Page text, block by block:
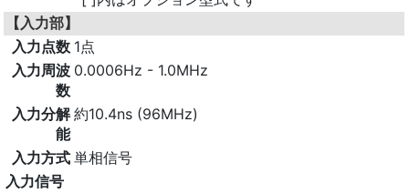
【入力部】
入力点数 1点
入力周波
数
0.0006Hz - 1.0MHz
入力分解
能
約10.4ns (96MHz)
入力方式 単相信号
入力信号